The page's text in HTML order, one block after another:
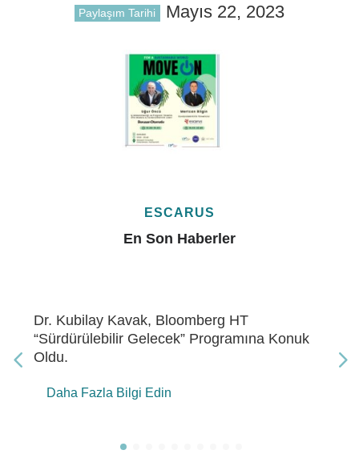
Paylaşım Tarihi Mayıs 22, 2023
ESCARUS
En Son Haberler
Konuk
Dr. Kubilay Kavak, Bloomberg
Enerji” Programına Konuk Oldu